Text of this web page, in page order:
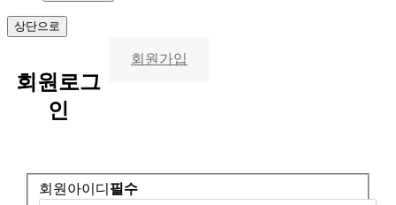
상단으로
회원 로그
인
회원가입
회원아이디 필수